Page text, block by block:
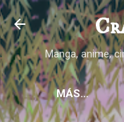
Ir al
Manga, anime,
MÁS…